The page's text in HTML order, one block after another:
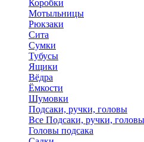
Коробки
Мотыльницы
Рюкзаки
Сита
Сумки
Тубусы
Ящики
Вёдра
Ёмкости
Шумовки
Подсаки, ручки, головы
Все Подсаки, ручки, головы
Головы подсака